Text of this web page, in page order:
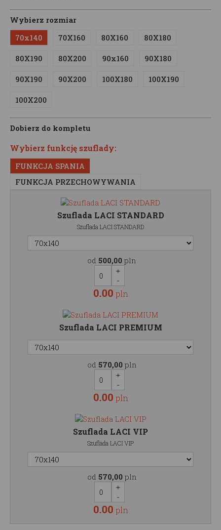
Wybierz rozmiar
70x140
70X160 80X160 80X180
80X190 80X200 90x160 90X180
90X190 90X200 100X180 100X190
100X200
Dobierz do kompletu
Wybierz funkcję szuflady:
FUNKCJA SPANIA
FUNKCJA PRZECHOWYWANIA
Szuflada LACI STANDARD
Szuflada LACI STANDARD
od 500,00 pln
0.00 pln
Szuflada LACI PREMIUM
od 570,00 pln
0.00 pln
Szuflada LACI VIP
Szuflada LACI VIP
od 570,00 pln
0.00 pln